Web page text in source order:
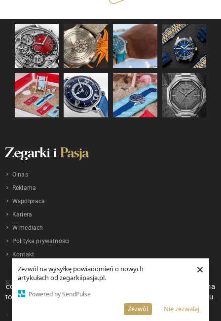
Zezwól na wysyłkę powiadomień o nowych
artykułach od zegarkiipasja.pl.
Powered by SendPulse
Nie zezwalaj
Zezwól
×
O nas
Reklama
Współpraca
Kariera
W mediach
Polityka prywatności
Kontakt
KATEGORIE
W celu poprawienia jakości usług korzystamy z plików
cookies. Pozostanie na stronie oznacza, iż wyrażasz zgodę na
to, że pliki cookies będą przechowywane w Twoim urządzeniu.
Więcej informacji